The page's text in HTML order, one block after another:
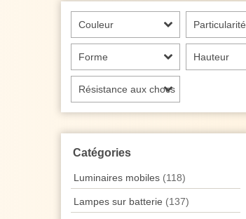
Couleur
Forme Hauteur
Résistance aux chocs
Catégories
Luminaires mobiles (118)
Lampes sur batterie (137)